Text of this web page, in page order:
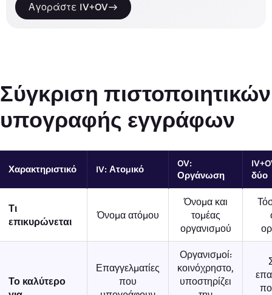
Αγοράστε IV+OV
Σύγκριση πιστοποιητικών
υπογραφής εγγράφων
Χαρακτηριστικό IV: Ατομικό
OV:
Οργάνωση
δύο
Τι
επικυρώνεται
Όνομα ατόμου
Όνομα και
τομέας
οργανισμού
Το καλύτερο
Επαγγελματίες
που
Οργανισμοί:
κοινόχρηστο,
υποστηρίζει